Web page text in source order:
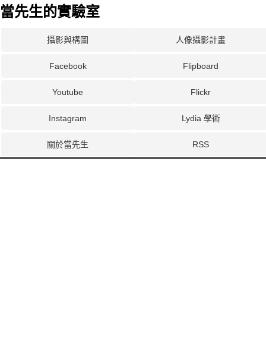
當先生的實驗室
攝影與構圖 人像攝影計畫
Facebook Flipboard
Youtube Flickr
Instagram Lydia 學術
關於當先生 RSS